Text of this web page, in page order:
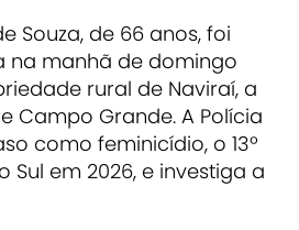
Souza, de 66 anos, foi
na manhã de domingo
rural de Naviraí, a
Campo Grande. A Polícia
como feminicídio, o 13º
Sul em 2026, e investiga a